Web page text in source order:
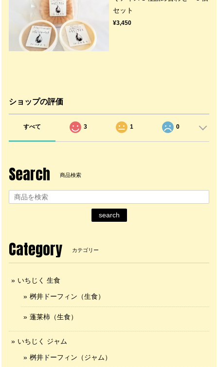
セット
¥3,450
ショップの評価
すべて 3 1 0
Search 商品検索
search
Category カテゴリー
いちじく 生食
桝井ドーフィン（生食）
蓬莱柿（生食）
いちじく ジャム
桝井ドーフィン（ジャム）